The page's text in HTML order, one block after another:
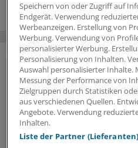
Vorteile des Logins
Über unserkostenloses
Ärztinnen sowie andere
Gesundheitsbranche
Hintergründe, Interviews
Speichern von oder Zugriff auf
Endgerät. Verwendung
Werbeanzeigen. Erstellung von
Werbung. Verwendung von
personalisierter Werbung.
Personalisierung von Inhalten.
Auswahl personalisierter Inhalte.
Messung der Performance von
Zielgruppen durch Statistiken
aus verschiedenen Quellen.
Angebote. Verwendung
Inhalten.
Liste der Partner (Lieferanten)